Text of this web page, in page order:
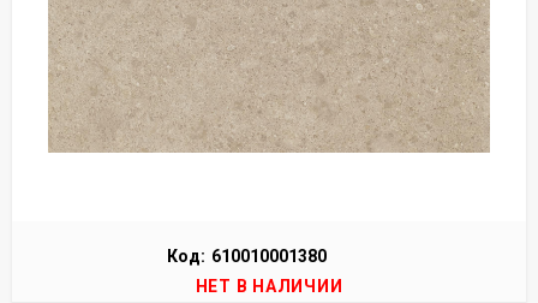
Код: 610010001380
НЕТ В НАЛИЧИИ